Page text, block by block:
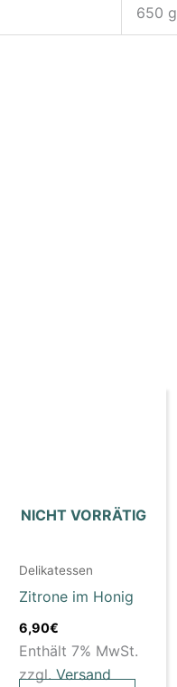
650 g
NICHT VORRÄTIG
Delikatessen
Zitrone im Honig
6,90€
Enthält 7% MwSt.
zzgl.Versand